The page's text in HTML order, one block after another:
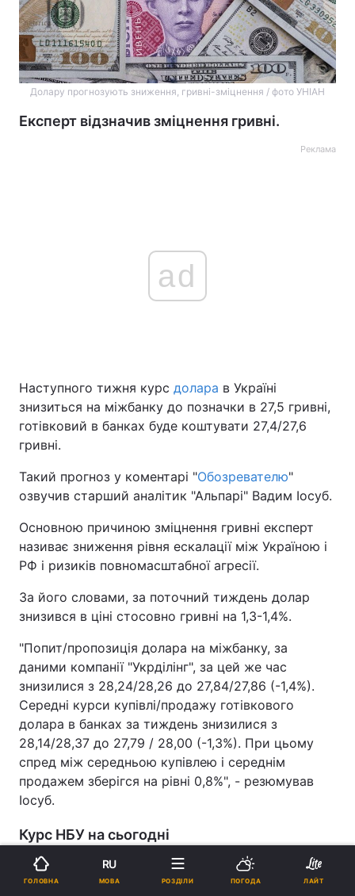
Долару прогнозують зниження, гривні-зміцнення / фото УНІАН
Експерт відзначив зміцнення гривні.
Реклама
ad
Наступного тижня курс долара в Україні
знизиться на міжбанку до позначки в 27,5 гривні,
готівковий в банках буде коштувати 27,4/27,6
гривні.
Такий прогноз у коментарі "Обозревателю"
озвучив старший аналітик "Альпарі" Вадим Іосуб.
Основною причиною зміцнення гривні експерт
називає зниження рівня ескалації між Україною і
РФ і ризиків повномасштабної агресії.
За його словами, за поточний тиждень долар
знизився в ціні стосовно гривні на 1,3-1,4%.
"Попит/пропозиція долара на міжбанку, за
даними компанії "Укрділінг", за цей же час
знизилися з 28,24/28,26 до 27,84/27,86 (-1,4%).
Середні курси купівлі/продажу готівкового
долара в банках за тиждень знизилися з
28,14/28,37 до 27,79 / 28,00 (-1,3%). При цьому
спред між середньою купівлею і середнім
продажем зберігся на рівні 0,8%", - резюмував
Іосуб.
Курс НБУ на сьогодні
Національний банк України на п'ятницю, 11
встановив офіційний курс гривні
ГОЛОВНА
RU
МОВА РОЗДІЛИ ПОГОДА ЛАЙТ